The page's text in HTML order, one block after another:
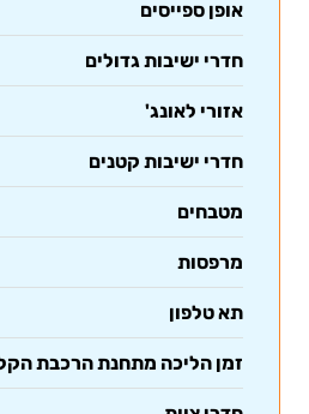
אופן ספייסים
חדרי ישיבות גדולים
אזורי לאונג'
חדרי ישיבות קטנים
מטבחים
מרפסות
תא טלפון
זמן הליכה מתחנת הרכבת